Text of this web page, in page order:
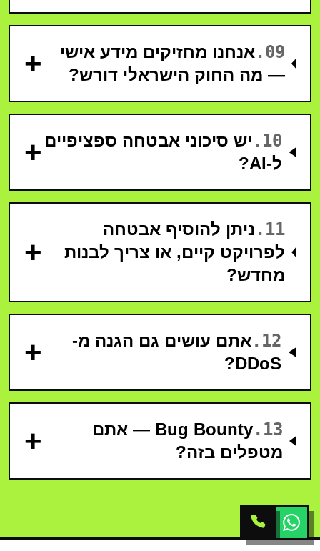
09
.אנחנו מחזיקים מידע אישי
— מה החוק הישראלי דורש?
+
10
. יש סיכוני אבטחה ספציפיים
ל-AI?
+
11
. ניתן להוסיף אבטחה
לפרויקט קיים, או צריך לבנות
מחדש?
+
12
.אתם עושים גם הגנה מ-
DDoS?
+
13
.
Bug Bounty — אתם
מטפלים בזה?
+